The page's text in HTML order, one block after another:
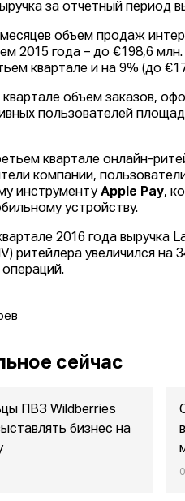
за отчетный период
объем продаж
2015 года – до €198,6
квартале и на 9% (до
объем заказов,
пользователей
квартале онлайн-
компании,
инструментуApple Pay,
устройству.
2016 года выручка
ритейлера увеличился
сейчас
ПВЗ Wildberries
бизнес на